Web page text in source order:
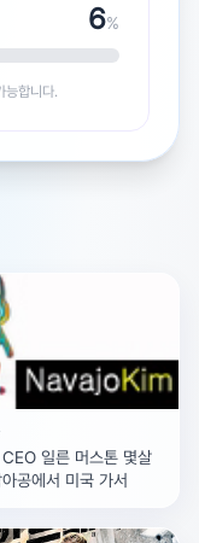
7%
능합니다.
CEO 일른 머스톤 몇살
공에서 미국 가서